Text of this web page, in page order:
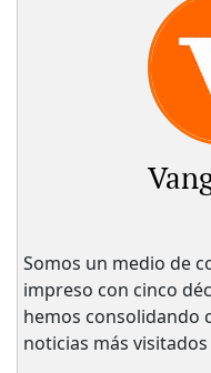
Somos un medio de
impreso con cinco
hemos consolidando
noticias más